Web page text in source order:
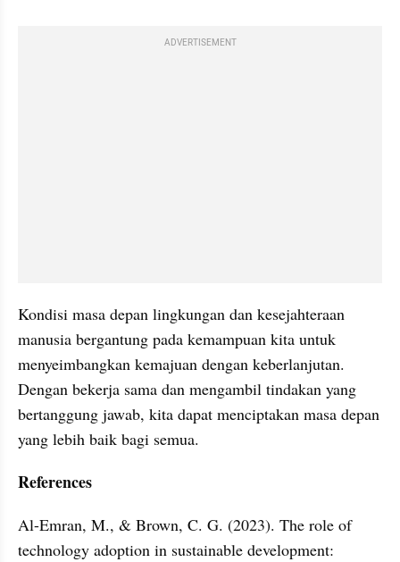
ADVERTISEMENT
Kondisi masa depan lingkungan dan kesejahteraan
manusia bergantung pada kemampuan kita untuk
menyeimbangkan kemajuan dengan keberlanjutan.
Dengan bekerja sama dan mengambil tindakan yang
bertanggung jawab, kita dapat menciptakan masa depan
yang lebih baik bagi semua.
References
Al-Emran, M., & Brown, C. G. (2023). The role of
technology adoption in sustainable development: